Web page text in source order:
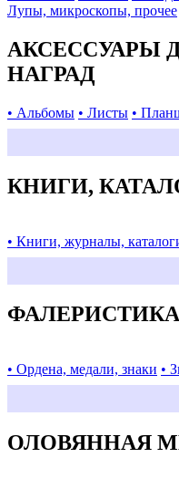
Лупы, микроскопы, прочее
АКСЕССУАРЫ
НАГРАД
• Альбомы • Листы •
КНИГИ,
• Книги, журналы,
ФАЛЕРИСТИКА
• Ордена, медали, знаки •
ОЛОВЯННАЯ